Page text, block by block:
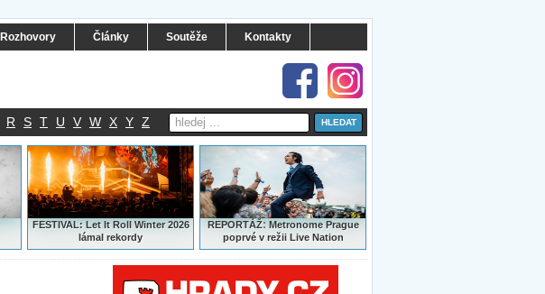
Rozhovory Články Soutěže Kontakty
R S T U V W X Y Z
FESTIVAL: Let It Roll Winter 2026
lámal rekordy
REPORTÁŽ:Metronome Prague
poprvé v režii Live Nation